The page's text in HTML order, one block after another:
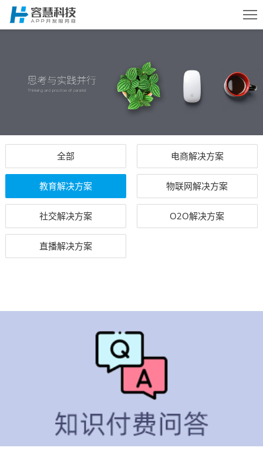
首页
案例
方案
动态
关于
咨询我们 >
全部 电商解决方案
教育解决方案 物联网解决方案
社交解决方案 O2O解决方案
直播解决方案